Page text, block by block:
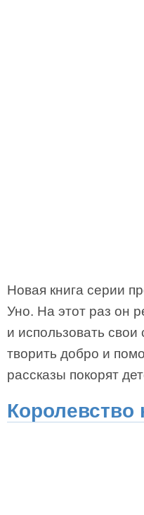
Новая книга серии
Уно. На этот раз он
и использовать
творить добро и
рассказы покорят
Королевство